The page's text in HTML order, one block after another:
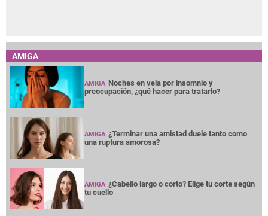
AMIGA
AMIGA Noches en vela por insomnio y
preocupación, ¿qué hacer para tratarlo?
AMIGA ¿Terminar una amistad duele tanto como
una ruptura amorosa?
AMIGA ¿Cabello largo o corto? Elige tu corte según
tu cuello